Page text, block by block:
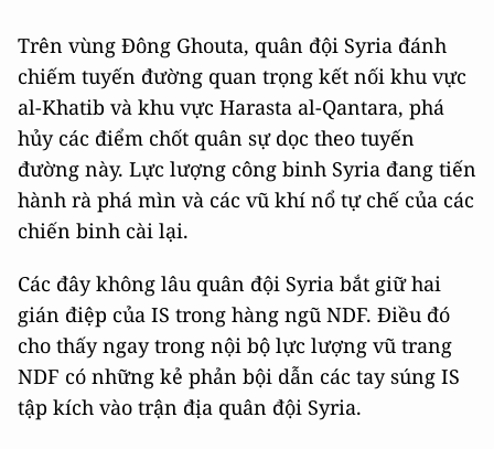
Trên vùng Đông Ghouta, quân đội Syria đánh
chiếm tuyến đường quan trọng kết nối khu vực
al-Khatib và khu vực Harasta al-Qantara, phá
hủy các điểm chốt quân sự dọc theo tuyến
đường này. Lực lượng công binh Syria đang tiến
hành rà phá mìn và các vũ khí nổ tự chế của các
chiến binh cài lại.
Các đây không lâu quân đội Syria bắt giữ hai
gián điệp của IS trong hàng ngũ NDF. Điều đó
cho thấy ngay trong nội bộ lực lượng vũ trang
NDF có những kẻ phản bội dẫn các tay súng IS
tập kích vào trận địa quân đội Syria.